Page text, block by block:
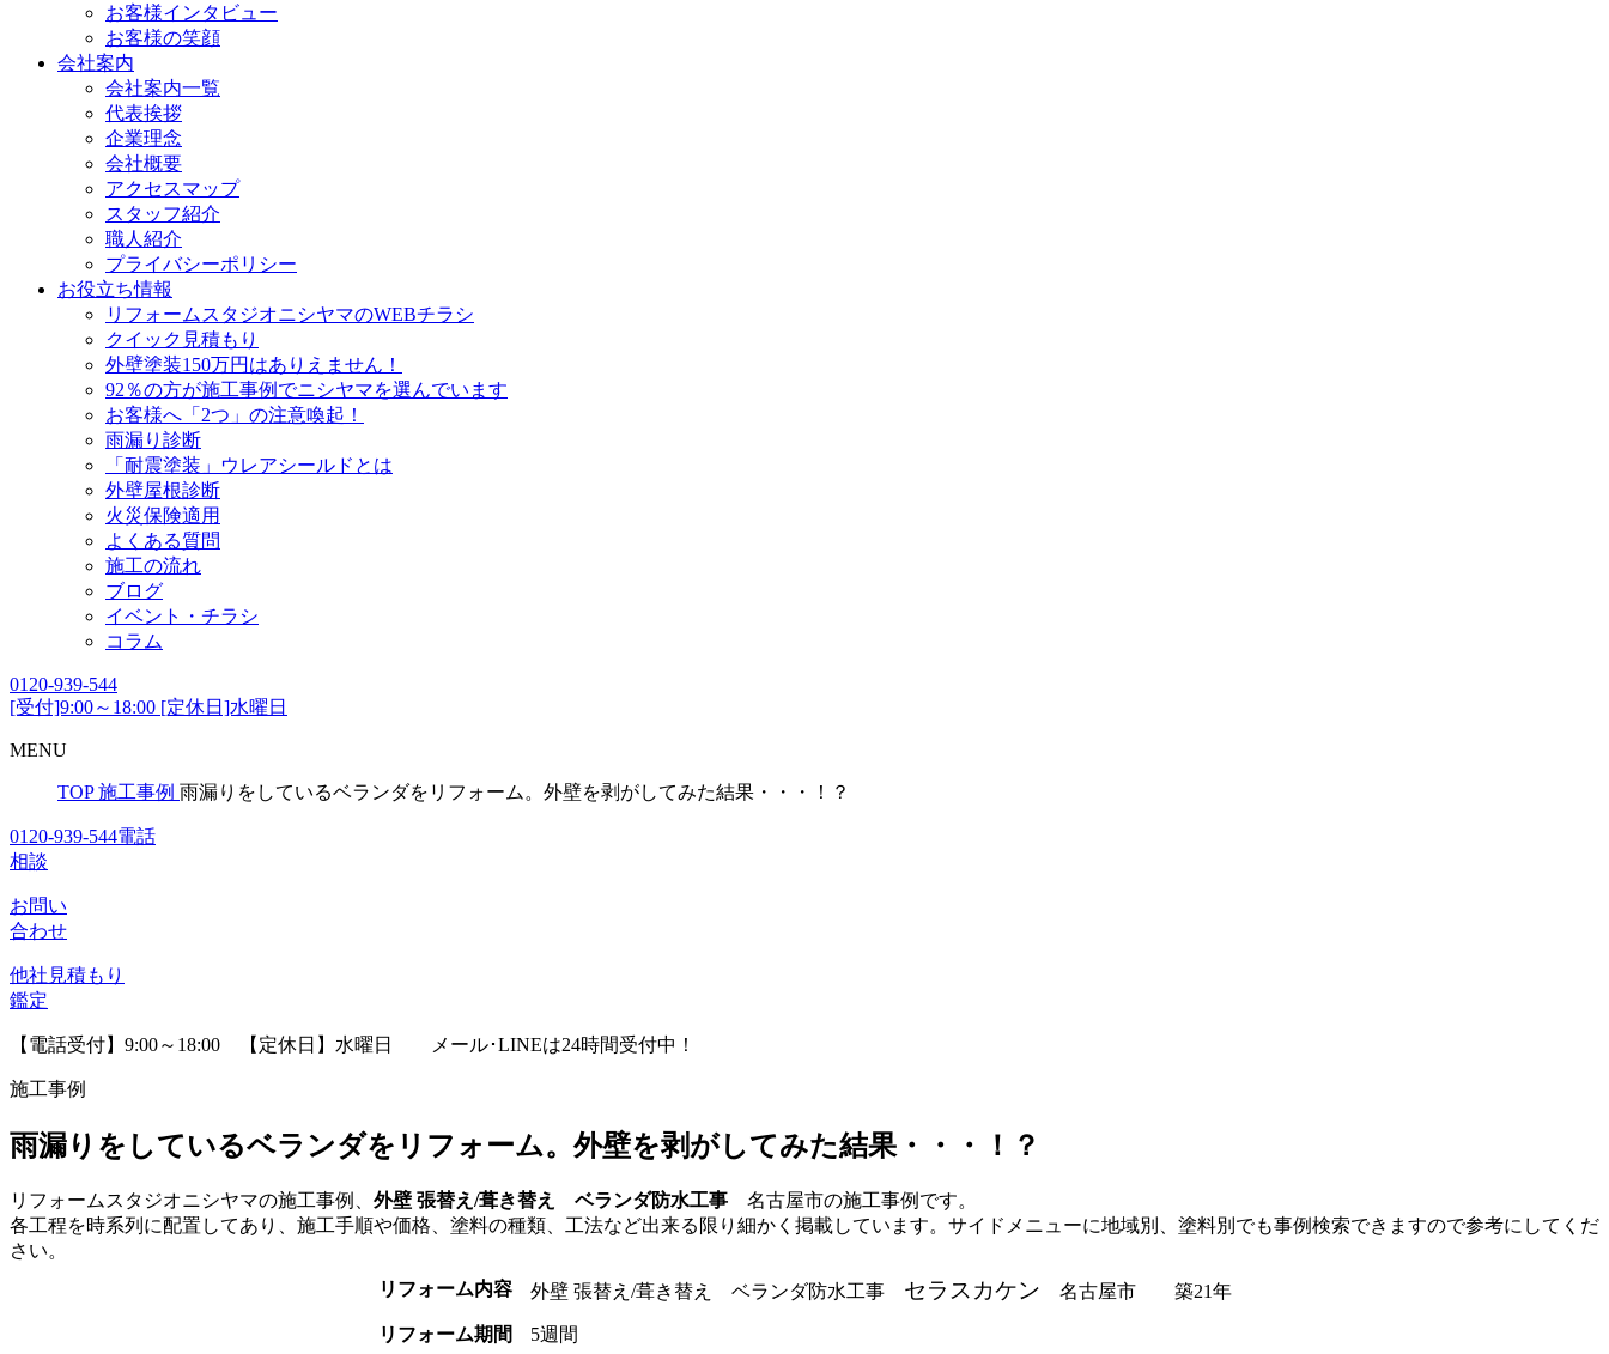
お客様インタビュー
お客様の笑顔
会社案内
会社案内一覧
代表挨拶
企業理念
会社概要
アクセスマップ
スタッフ紹介
職人紹介
プライバシーポリシー
お役立ち情報
リフォームスタジオニシヤマのWEBチラシ
クイック見積もり
外壁塗装150万円はありえません！
92％の方が施工事例でニシヤマを選んでいます
お客様へ「2つ」の注意喚起！
雨漏り診断
「耐震塗装」ウレアシールドとは
外壁屋根診断
火災保険適用
よくある質問
施工の流れ
ブログ
イベント・チラシ
コラム
0120-939-544
[受付]9:00～18:00 [定休日]水曜日
MENU
TOP 施工事例 雨漏りをしているベランダをリフォーム。外壁を剥がしてみた結果・・・！？
0120-939-544電話
相談
お問い
合わせ
他社見積もり
鑑定
【電話受付】9:00～18:00 【定休日】水曜日 メール･LINEは24時間受付中！
施工事例
雨漏りをしているベランダをリフォーム。外壁を剥がしてみた結果・・・！？
リフォームスタジオニシヤマの施工事例、 外壁 張替え/葺き替え ベランダ防水工事 名古屋市の施工事例です。
各工程を時系列に配置してあり、施工手順や価格、塗料の種類、工法など出来る限り細かく掲載しています。サイドメニューに地域別、塗料別でも事例検索できますので参考にしてくだ
さい。
リフォーム内容
外壁 張替え/葺き替え ベランダ防水工事 セラスカケン 名古屋市 築21年
リフォーム期間 5週間